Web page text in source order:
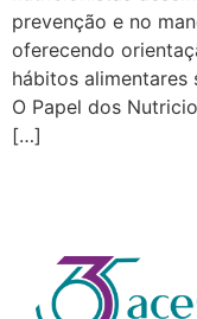
prevenção e no
oferecendo
hábitos alimentares
O Papel dos
[…]